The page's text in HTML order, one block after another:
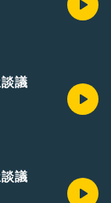
議
議